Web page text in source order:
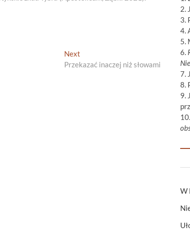
NextNext
post:
Przekazać inaczej niż słowami
2.
3.
4.
5.
6.
7.
8.
9.
W